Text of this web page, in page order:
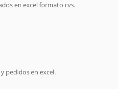
en excel formato cvs.
pedidos en excel.